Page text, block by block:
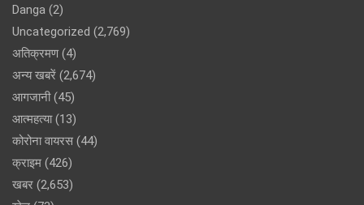
Danga (2)
Uncategorized (2,769)
अतिक्रमण(4)
अन्य खबरें (2,674)
आगजानी(45)
आत्महत्या(13)
कोरोना वायरस (44)
क्राइम (426)
खबर (2,653)